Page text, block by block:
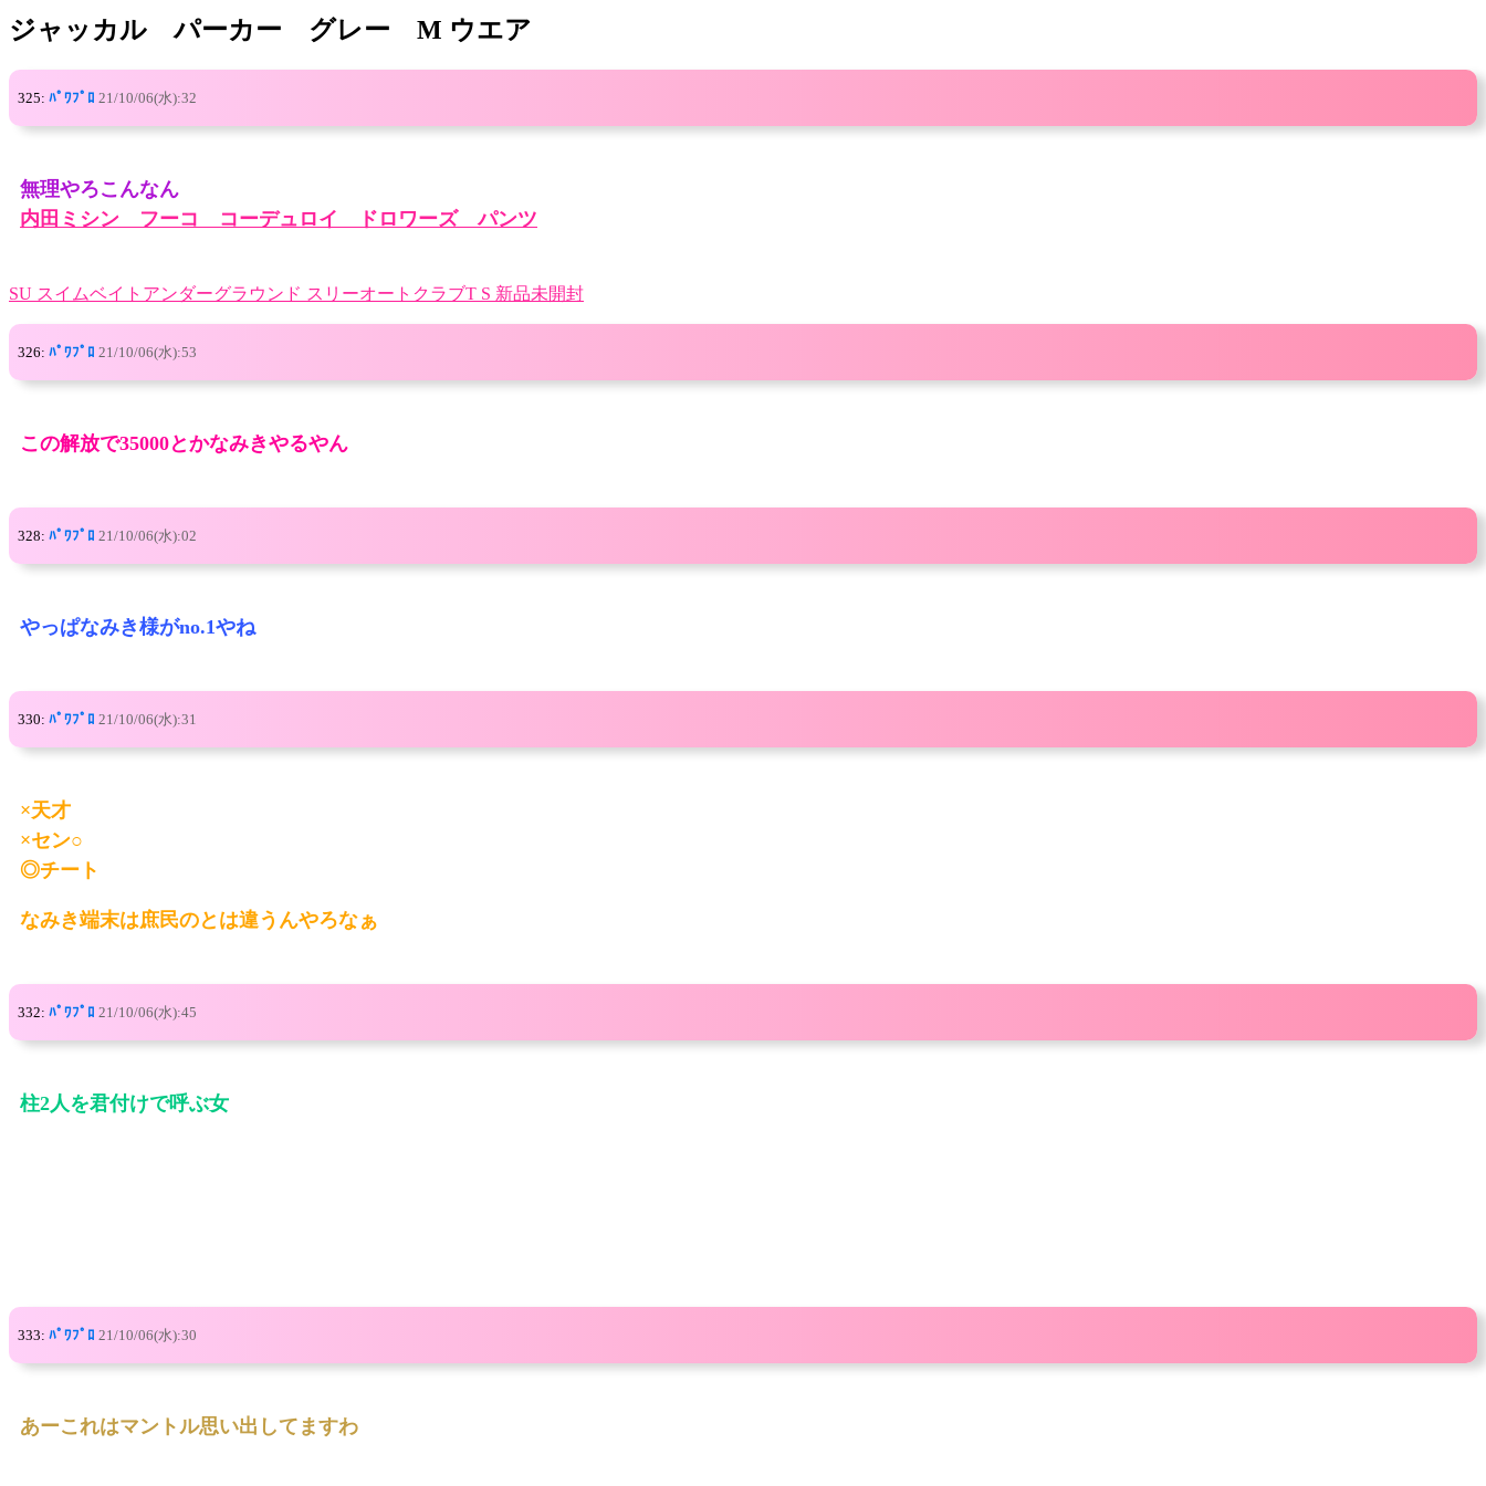
ジャッカル パーカー グレー M ウエア
325: ﾊﾟﾜﾌﾟﾛ 21/10/06(水):32
無理やろこんなん
内田ミシン フーコ コーデュロイ ドロワーズ パンツ
SU スイムベイトアンダーグラウンド スリーオートクラブT S 新品未開封
326: ﾊﾟﾜﾌﾟﾛ 21/10/06(水):53
この解放で35000とかなみきやるやん
328: ﾊﾟﾜﾌﾟﾛ 21/10/06(水):02
やっぱなみき様がno.1やね
330: ﾊﾟﾜﾌﾟﾛ 21/10/06(水):31
×天才
×セン○
◎チート
なみき端末は庶民のとは違うんやろなぁ
332: ﾊﾟﾜﾌﾟﾛ 21/10/06(水):45
柱2人を君付けで呼ぶ女
333: ﾊﾟﾜﾌﾟﾛ 21/10/06(水):30
あーこれはマントル思い出してますわ